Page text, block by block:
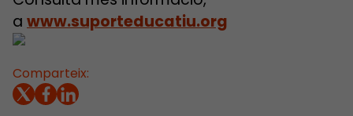
Comparteix:
a www.suporteducatiu.org